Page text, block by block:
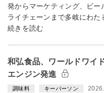
発からマーケティング、ビー
ライチェーンまで多岐にわ
続きを読む
和弘食品、ワールドワイ
エンジン発進
調味料 キーパーソン